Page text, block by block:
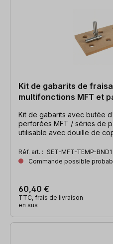
Kit de gabarits de
multifonctions MFT et
Kit de gabarits avec butée
perforées MFT / séries de
utilisable avec douille de
Réf. art. : SET-MFT-TEMP-BND1
Commande possible
60,40 €
TTC, frais de livraison
en sus